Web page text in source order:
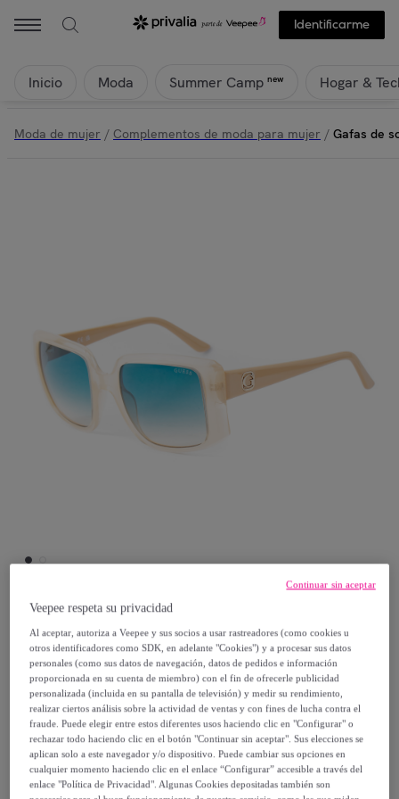
Identificarme
Inicio Moda Summer Camp new Hogar &
Moda de mujer / Complementos de moda para mujer / Gafas de
Guess
Gafas de sol Guess Mujer GU00097-
5325P
Modelo: Gafas de sol Guess Mujer
GU00097-5325P
43,00 €
Veepee respeta su privacidad
Al aceptar, autoriza a Veepee y sus socios a usar rastreadores (como cookies u
otros identificadores como SDK, en adelante "Cookies") y a procesar sus datos
personales (como sus datos de navegación, datos de pedidos e información
proporcionada en su cuenta de miembro) con el fin de ofrecerle publicidad
personalizada (incluida en su pantalla de televisión) y medir su rendimiento,
realizar ciertos análisis sobre la actividad de ventas y con fines de lucha contra el
fraude. Puede elegir entre estos diferentes usos haciendo clic en "Configurar" o
rechazar todo haciendo clic en el botón "Continuar sin aceptar". Sus elecciones se
aplican solo a este navegador y/o dispositivo. Puede cambiar sus opciones en
cualquier momento haciendo clic en el enlace “Configurar” accesible a través del
enlace "Política de Privacidad". Algunas Cookies depositadas también son
Continuar sin aceptar